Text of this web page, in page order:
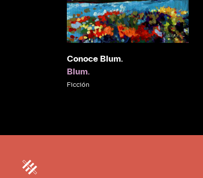
Conoce Blum.
Blum.
Ficción